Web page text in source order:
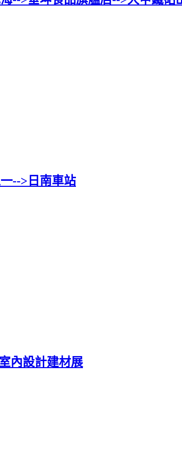
-->日南車站
內設計建材展